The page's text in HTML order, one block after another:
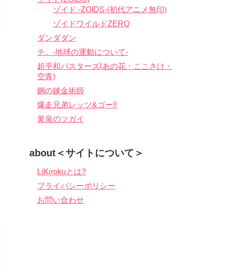
ゾイド -ZOIDS-(初代アニメ無印)
ゾイドワイルドZERO
ダンダダン
チ。-地球の運動について-
超平和バスターズ(あの花・ここさけ・
空青)
鋼の錬金術師
爆走兄弟レッツ&ゴー!!
黄泉のツガイ
about＜サイトについて＞
LiKirokuとは?
プライバシーポリシー
お問い合わせ